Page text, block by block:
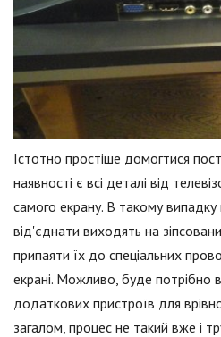
Істотно простіше домогтися
наявності є всі деталі від
самого екрану. В такому
від'єднати виходять на
припаяти їх до спеціальних
екрані. Можливо, буде потрібно
додаткових пристроїв для
загалом, процес не такий вже і